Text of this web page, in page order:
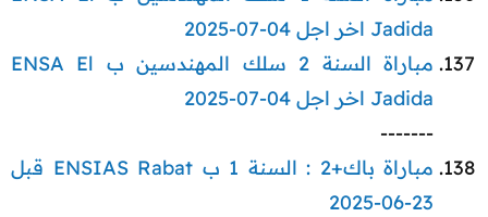
Jadida اخر اجل 04-07-2025
مباراة السنة 2 سلك المهندسين ب ENSA El
Jadida اخر اجل 04-07-2025
-------​
مباراة باك+2 : السنة 1 ب ENSIAS Rabat قبل
23-06-2025